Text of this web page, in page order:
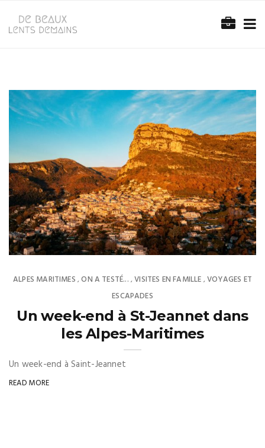
ALPES MARITIMES ,ON A TESTÉ... ,VISITES EN FAMILLE ,VOYAGES ET
ESCAPADES
Un week-end à St-Jeannet dans
les Alpes-Maritimes
Un week-end à Saint-Jeannet
READ MORE